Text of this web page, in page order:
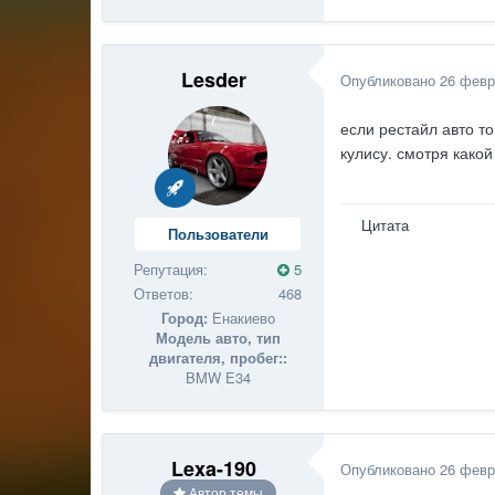
Lesder
Пользователи
Репутация:
5
Ответов:
468
Город: Енакиево
Модель авто, тип
двигателя, пробег::
BMW E34
Опубликовано26
если рестайл авто
кулису. смотря
Цитата
Lexa-190 Опубликовано26